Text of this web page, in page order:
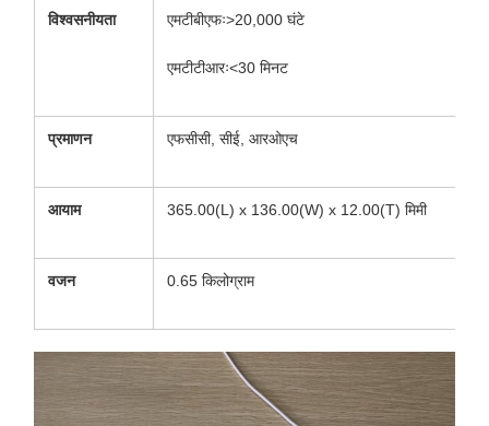
विश्वसनीयता एमटीबीएफः>20,000 घंटे
एमटीटीआरः<30 मिनट
प्रमाणन एफसीसी, सीई, आरओएच
आयाम 365.00(L) x 136.00(W) x 12.00(T) मिमी
वजन 0.65 किलोग्राम